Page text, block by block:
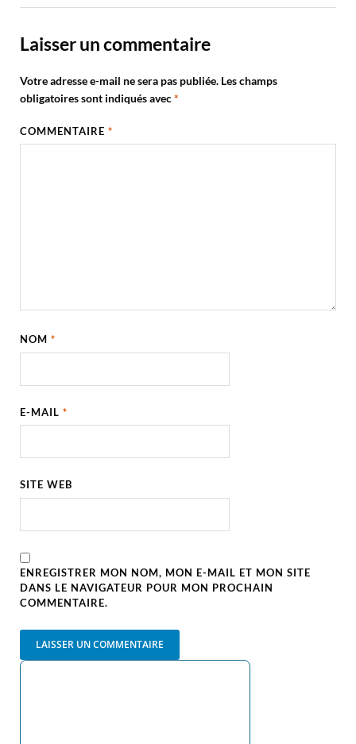
Laisser un commentaire
Votre adresse e-mail ne sera pas publiée. Les champs
obligatoires sont indiqués avec*
COMMENTAIRE*
NOM*
E-MAIL*
SITE WEB
ENREGISTRER MON NOM, MON E-MAIL ET MON SITE
DANS LE NAVIGATEUR POUR MON PROCHAIN
COMMENTAIRE.